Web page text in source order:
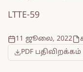
LTTE-59
11 ஜூலை, 2022
PDF பதிவிறக்கம்